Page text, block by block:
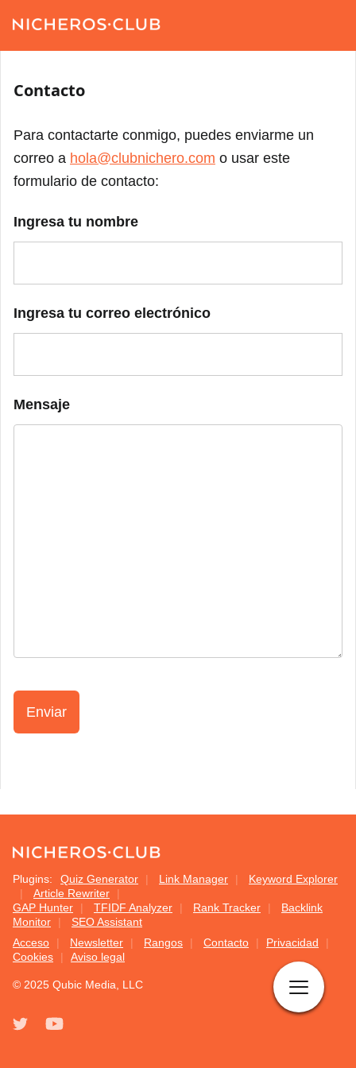
Contacto
Para contactarte conmigo, puedes enviarme un
correo a hola@clubnichero.com o usar este
formulario de contacto:
Ingresa tu nombre
Ingresa tu correo electrónico
Mensaje
Plugins: Quiz Generator Link Manager
Keyword Explorer
Article Rewriter
GAP Hunter
TFIDF Analyzer Rank Tracker
Backlink
Monitor
SEO Assistant
Acceso
Newsletter Rangos Contacto
Privacidad
Cookies
Aviso legal
© 2025 Qubic Media, LLC